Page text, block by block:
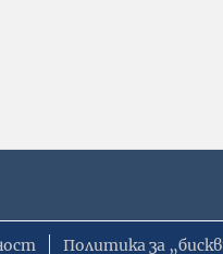
Политика за